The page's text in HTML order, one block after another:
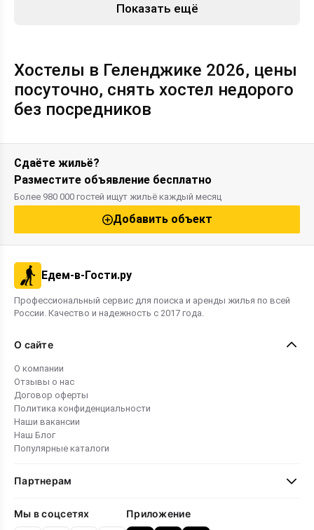
Показать ещё
Хостелы в Геленджике 2026, цены
посуточно, снять хостел недорого
без посредников
Сдаёте жильё?
Разместите объявление бесплатно
Более 980 000 гостей ищут жильё каждый месяц
Добавить объект
Едем-в-Гости.ру
Профессиональный сервис для поиска и аренды жилья по всей
России. Качество и надежность с 2017 года.
О сайте
О компании
Отзывы о нас
Договор оферты
Политика конфиденциальности
Наши вакансии
Наш Блог
Популярные каталоги
Партнерам
Мы в соцсетях Приложение